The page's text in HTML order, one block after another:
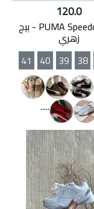
120.0
PUMA Speedcat OG - بيج
زهري
38
39
40
41
.....